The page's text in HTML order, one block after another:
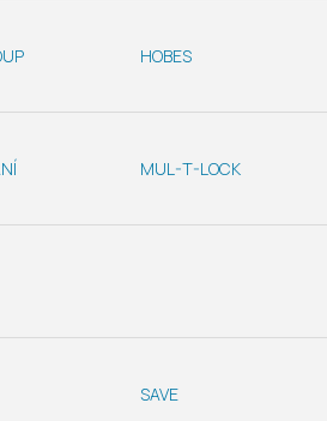
HOBES
MUL-T-LOCK
SAVE